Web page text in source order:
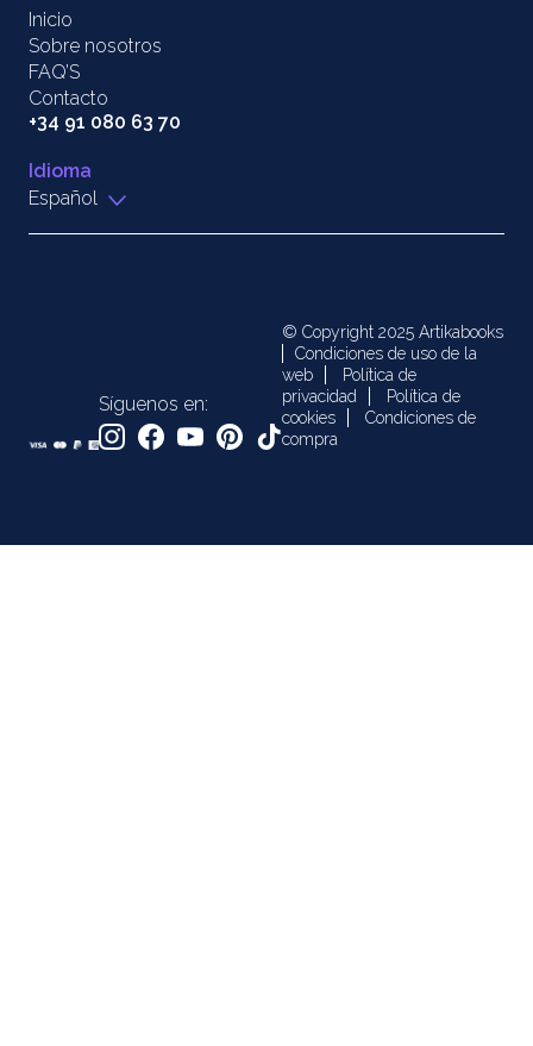
Inicio
Sobre nosotros
FAQ’S
Contacto
+34 91 080 63 70
Idioma
Español
Síguenos en:
© Copyright 2025 Artikabooks
Condiciones de uso de la
web
Política de
privacidad
Política de
cookies
Condiciones de
compra